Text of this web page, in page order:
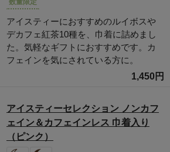
数量限定
アイスティーにおすすめのルイボスや
デカフェ紅茶10種を、巾着に詰めまし
た。気軽なギフトにおすすめです。カ
フェインを気にされている方に。
1,450円
アイスティーセレクション ノンカフ
ェイン＆カフェインレス 巾着入り
（ピンク）